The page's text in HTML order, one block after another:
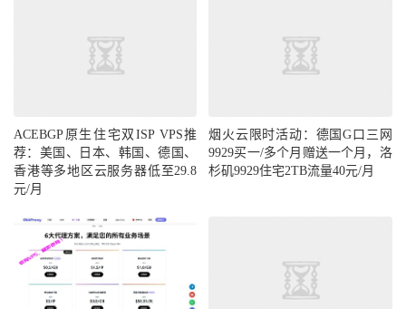
ACEBGP原生住宅双ISP VPS推
荐：美国、日本、韩国、德国、
香港等多地区云服务器低至29.8
元/月
烟火云限时活动：德国G口三网
9929买一/多个月赠送一个月，洛
杉矶9929住宅2TB流量40元/月